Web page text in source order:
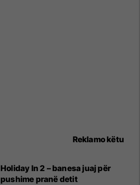
Reklamo këtu
Holiday In 2 – banesa juaj për
pushime pranë detit